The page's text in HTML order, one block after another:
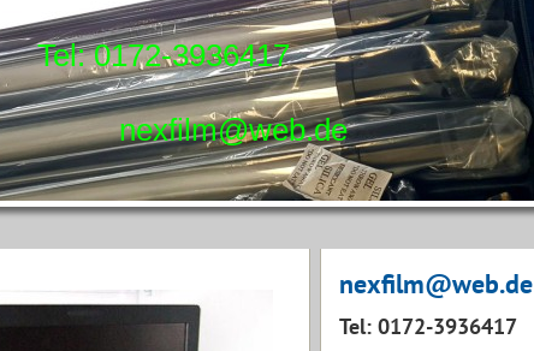
3936417
nexfilm@web.de
Tel: 0172-3936417